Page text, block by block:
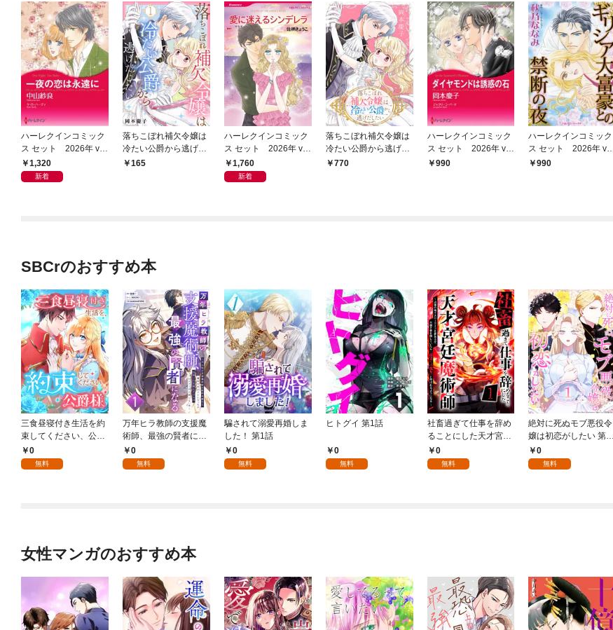
ハーレクインコミック
ス セット 2026年 vo
l.1018
1,320
新着
落ちこぼれ補欠令嬢は
冷たい公爵から逃げだ
したい １
165
ハーレクインコミック
ス セット 2026年 vo
l.1069
1,760
新着
落ちこぼれ補欠令嬢は
冷たい公爵から逃げだ
したい【電子単行本】
770
ハーレクインコミック
ス セット 2026年 vo
l.786
990
ハーレクインコミック
ス セット 2026年 vo
l.790
990
SBCrのおすすめ本
三食昼寝付き生活を約
束してください、公爵
様 1話
0
無料
万年ヒラ教師の支援魔
術師、最強の賢者にな
る～不人気の支援魔術
師は給料泥棒だと魔術
0
無料
騙されて溺愛再婚しま
した！ 第1話
0
無料
ヒトグイ 第1話
0
無料
社畜過ぎて仕事を辞め
ることにした天才宮廷
魔術師～辺境の地でス
ローライフを夢見る
0
無料
絶対に死ぬモブ悪役令
嬢は初恋がしたい 第1
話0
無料
女性マンガのおすすめ本